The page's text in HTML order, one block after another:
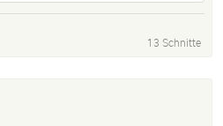
13 Schnitte